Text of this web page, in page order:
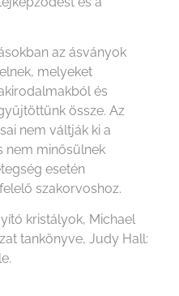
az ásványok
melyeket
és
össze. Az
nem váltják ki a
nem minősülnek
esetén
szakorvoshoz.
kristályok, Michael
tankönyve, Judy Hall: